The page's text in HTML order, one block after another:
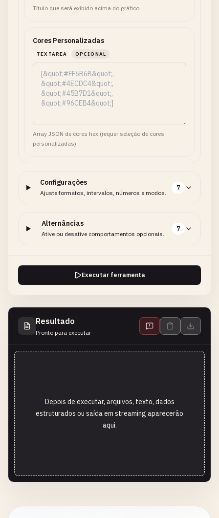
Título que será exibido acima do gráfico
Cores Personalizadas
TEXTAREA OPCIONAL
Array JSON de cores hex (requer seleção de cores
personalizadas)
Configurações
Ajuste formatos, intervalos, números e modos.
7
Alternâncias
Ative ou desative comportamentos opcionais.
7
Executar ferramenta
Resultado
Pronto para executar
Depois de executar, arquivos, texto, dados
estruturados ou saída em streaming aparecerão
aqui.